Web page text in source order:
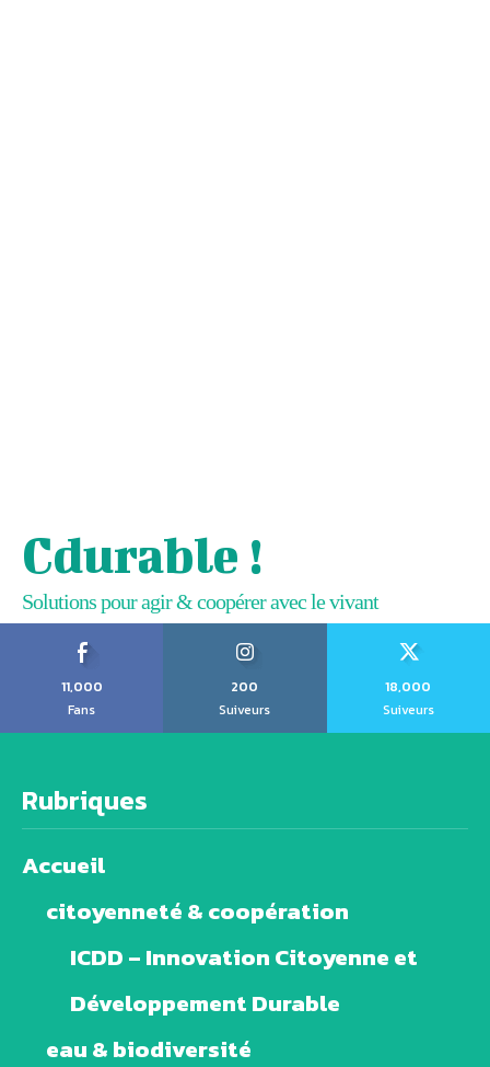
Cdurable !
Solutions pour agir & coopérer avec le vivant
11,000
Fans
200
Suiveurs
18,000
Suiveurs
Rubriques
Accueil
citoyenneté & coopération
ICDD – Innovation Citoyenne et
Développement Durable
eau & biodiversité